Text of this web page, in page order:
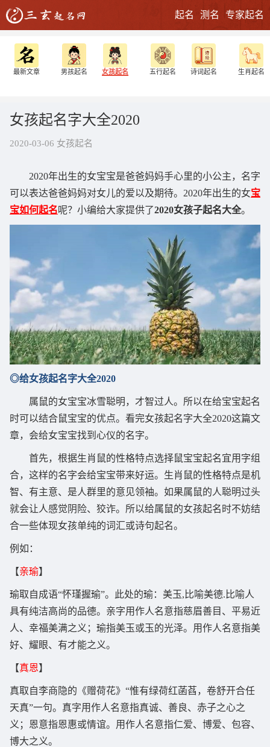
起名 测名 专家起名
最新文章 男孩起名 女孩起名 五行起名 诗词起名 生肖起名
女孩起名字大全2020
2020-03-06 女孩起名
2020年出生的女宝宝是爸爸妈妈手心里的小公主，名字
可以表达爸爸妈妈对女儿的爱以及期待。2020年出生的女宝
宝如何起名呢？小编给大家提供了2020女孩子起名大全。
◎给女孩起名字大全2020
属鼠的女宝宝冰雪聪明，才智过人。所以在给宝宝起名
时可以结合鼠宝宝的优点。看完女孩起名字大全2020这篇文
章，会给女宝宝找到心仪的名字。
首先，根据生肖鼠的性格特点选择鼠宝宝起名宜用字组
合，这样的名字会给宝宝带来好运。生肖鼠的性格特点是机
智、有主意、是人群里的意见领袖。如果属鼠的人聪明过头
就会让人感觉阴险、狡诈。所以给属鼠的女孩起名时不妨结
合一些体现女孩单纯的词汇或诗句起名。
例如：
【亲瑜】
瑜取自成语“怀瑾握瑜”。此处的瑜：美玉,比喻美德.比喻人
具有纯洁高尚的品德。亲字用作人名意指慈眉善目、平易近
人、幸福美满之义；瑜指美玉或玉的光泽。用作人名意指美
好、耀眼、有才能之义。
【真恩】
真取自李商隐的《赠荷花》“惟有绿荷红菡萏，卷舒开合任
天真”一句。真字用作人名意指真诚、善良、赤子之心之
义；恩意指恩惠或情谊。用作人名意指仁爱、博爱、包容、
博大之义。